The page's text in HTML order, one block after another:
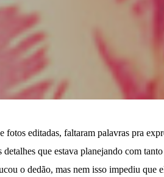
fotos editadas, faltaram palavras pra
que estava planejando com
o dedão, mas nem isso impediu que